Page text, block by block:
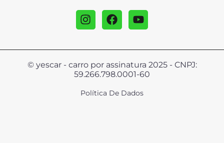
© yescar - carro por assinatura 2025 - CNPJ:
59.266.798.0001-60
Política De Dados